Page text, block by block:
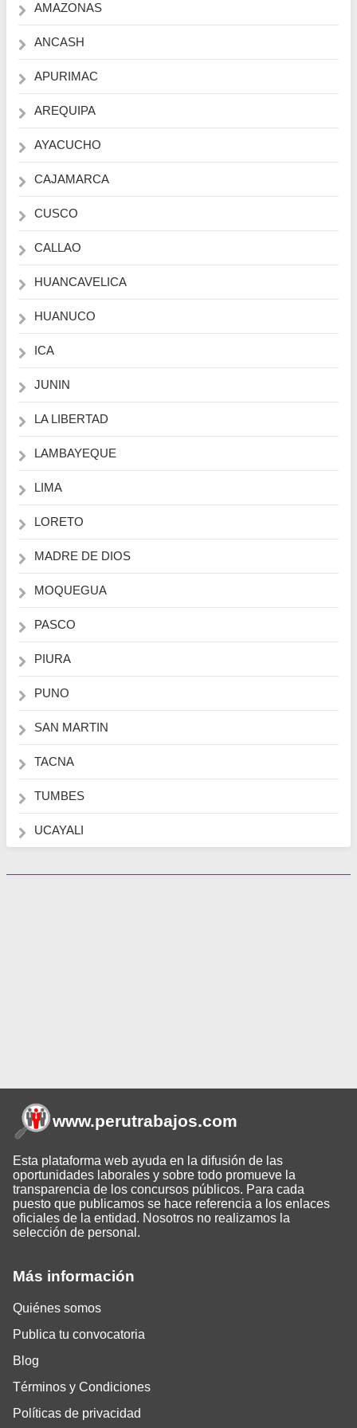
AMAZONAS
ANCASH
APURIMAC
AREQUIPA
AYACUCHO
CAJAMARCA
CUSCO
CALLAO
HUANCAVELICA
HUANUCO
ICA
JUNIN
LA LIBERTAD
LAMBAYEQUE
LIMA
LORETO
MADRE DE DIOS
MOQUEGUA
PASCO
PIURA
PUNO
SAN MARTIN
TACNA
TUMBES
UCAYALI
Más información
Quiénes somos
Publica tu convocatoria
Blog
Términos y Condiciones
Políticas de privacidad
www.perutrabajos.com
Esta plataforma web ayuda en la difusión de las
oportunidades laborales y sobre todo promueve la
transparencia de los concursos públicos. Para cada
puesto que publicamos se hace referencia a los enlaces
oficiales de la entidad. Nosotros no realizamos la
selección de personal.